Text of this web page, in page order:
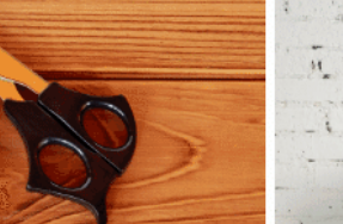
create.gr